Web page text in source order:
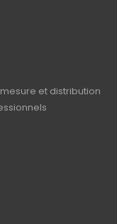
et distribution